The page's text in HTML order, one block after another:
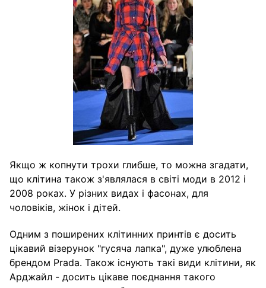
Якщо ж копнути трохи глибше, то можна згадати,
що клітина також з'являлася в світі моди в 2012 і
2008 роках. У різних видах і фасонах, для
чоловіків, жінок і дітей.
Одним з поширених клітинних принтів є досить
цікавий візерунок "гусяча лапка", дуже улюблена
брендом Prada. Також існують такі види клітини, як
Арджайл - досить цікаве поєднання такого